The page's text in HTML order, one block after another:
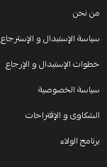
من نحن
سياسة الإستبدال و الإسترجاع
خطوات الإستبدال و الإرجاع
سياسة الخصوصية
الشكاوى و الإقتراحات
برنامج الولاء